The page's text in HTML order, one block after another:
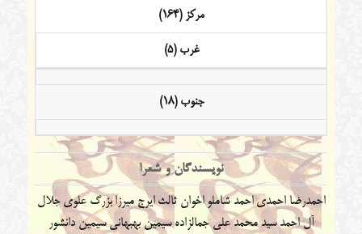
مرکز (164)
غرب (5)
جنوب (18)
نویسندگان و شعرا
احمدرضا احمدیاحمد شاملو اخوان ثالث ایرج میرزابزرگ علوی جلال
آل احمدسید محمد علی جمالزادهسیمین بهبهانیسیمین دانشور